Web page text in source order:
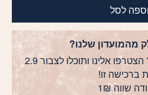
לסל
מהמועדון שלנו?
עדיין לא חלק מהמועדון? הצטרפו אלינו ותוכלו לצבור 2.9
ברכישה זו!
שווה 1₪